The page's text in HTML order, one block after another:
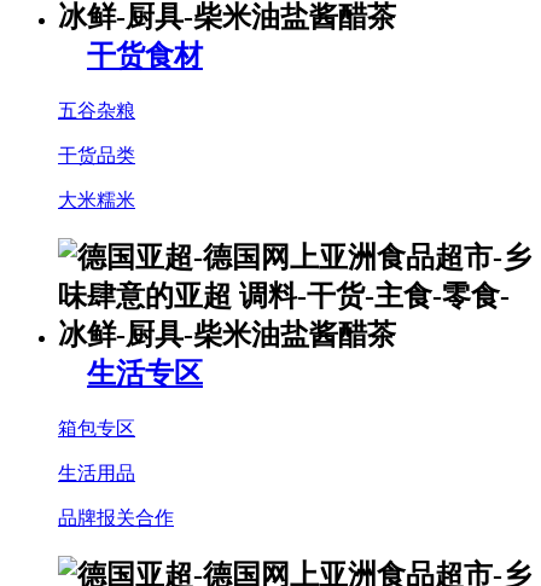
干货食材
五谷杂粮
干货品类
大米糯米
生活专区
箱包专区
生活用品
品牌报关合作